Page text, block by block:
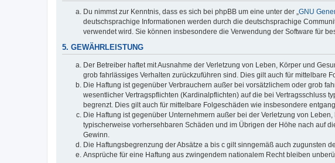
Du nimmst zur Kenntnis, dass es sich bei phpBB um eine unter der „ GNU
deutschsprachige Informationen werden durch die deutschsprachige
verwendet wird. Sie können insbesondere die Verwendung der Software für
5. GEWÄHRLEISTUNG
Der Betreiber haftet mit Ausnahme der Verletzung von Leben, Körper und
grob fahrlässiges Verhalten zurückzuführen sind. Dies gilt auch für mittelbare
Die Haftung ist gegenüber Verbrauchern außer bei vorsätzlichem oder grob
wesentlicher Vertragspflichten (Kardinalpflichten) auf die bei Vertragsschluss
begrenzt. Dies gilt auch für mittelbare Folgeschäden wie insbesondere
Die Haftung ist gegenüber Unternehmern außer bei der Verletzung von
typischerweise vorhersehbaren Schäden und im Übrigen der Höhe nach auf
Gewinn.
Die Haftungsbegrenzung der Absätze a bis c gilt sinngemäß auch zugunsten
Ansprüche für eine Haftung aus zwingendem nationalem Recht bleiben